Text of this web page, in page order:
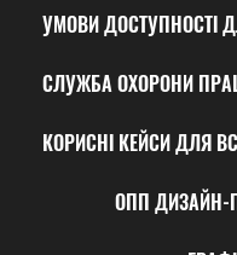
УМОВИ ДОСТУПНОСТІ
СЛУЖБА ОХОРОНИ
КОРИСНІ КЕЙСИ ДЛЯ
ОПП ДИЗАЙН-